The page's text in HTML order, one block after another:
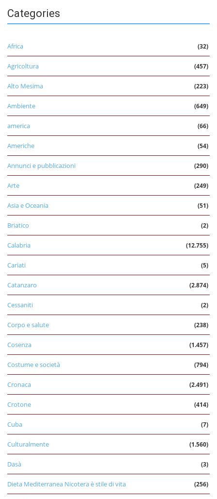
Categories
Africa (32)
Agricoltura (457)
Alto Mesima (223)
Ambiente (649)
america (66)
Americhe (54)
Annunci e pubblicazioni (290)
Arte (249)
Asia e Oceania (51)
Briatico (2)
Calabria (12.755)
Cariati (5)
Catanzaro (2.874)
Cessaniti (2)
Corpo e salute (238)
Cosenza (1.457)
Costume e società (794)
Cronaca (2.491)
Crotone (414)
Cuba (7)
Culturalmente (1.560)
Dasà (3)
Dieta Mediterranea Nicotera è stile di vita (256)